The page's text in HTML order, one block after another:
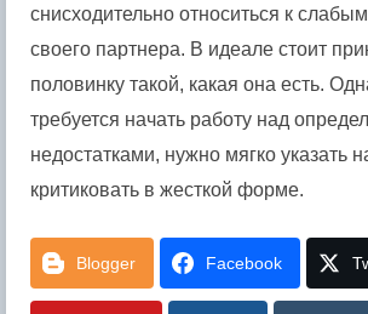
снисходительно относиться к
своего партнера. В идеале стоит
половинку такой, какая она есть.
требуется начать работу над
недостатками, нужно мягко указать
критиковать в жесткой форме.
Blogger Facebook